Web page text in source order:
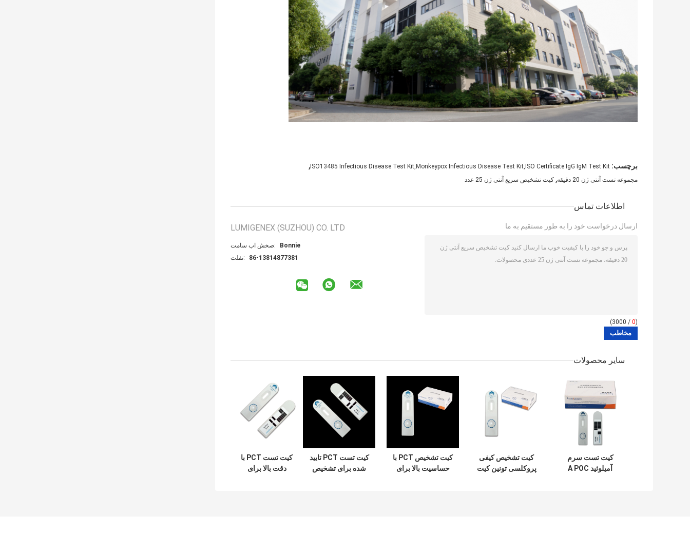
برچسب: ISO13485 Infectious Disease Test Kit,Monkeypox Infectious Disease Test Kit,ISO Certificate IgG IgM Test Kit
,
مجموعه تست آنتی ژن 20 دقیقه , کیت تشخیص سریع آنتی ژن 25 عدد
اطلاعات تماس
LUMIGENEX (SUZHOU) CO. LTD
تماس با شخص:
Bonnie
تلفن:
86-13814877381
ارسال درخواست خود را به طور مستقیم به ما
(
0
/ 3000)
سایر محصولات
کیت تست سرم
آمیلوئید A POC
کیت تشخیص کیفی
پروکلسی تونین کیت
کیت تشخیص PCT با
حساسیت بالا برای
کیت تست PCT تایید
شده برای تشخیص
کیت تست PCT با
دقت بالا برای